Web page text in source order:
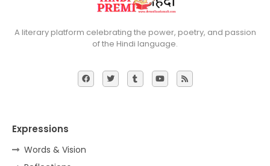
A literary platform celebrating the power, poetry, and passion
of the Hindi language.
Expressions
Words & Vision